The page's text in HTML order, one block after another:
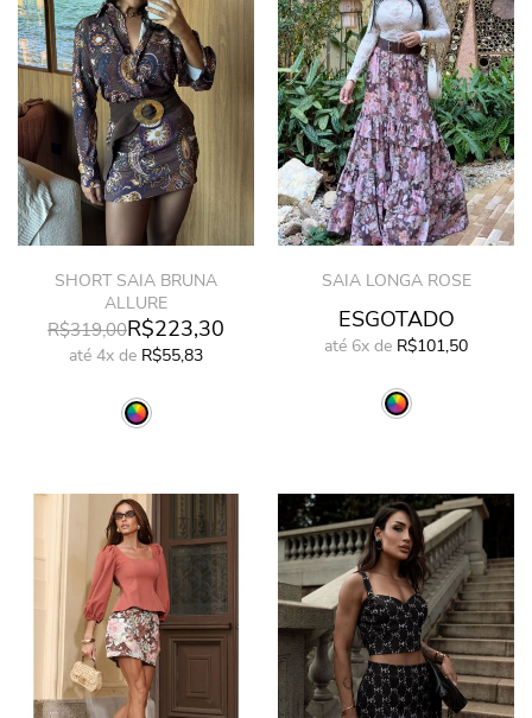
SHORT SAIA BRUNA
ALLURE
R$319,00R$223,30
até 4x de R$55,83
SAIA LONGA ROSE
ESGOTADO
até 6x de R$101,50